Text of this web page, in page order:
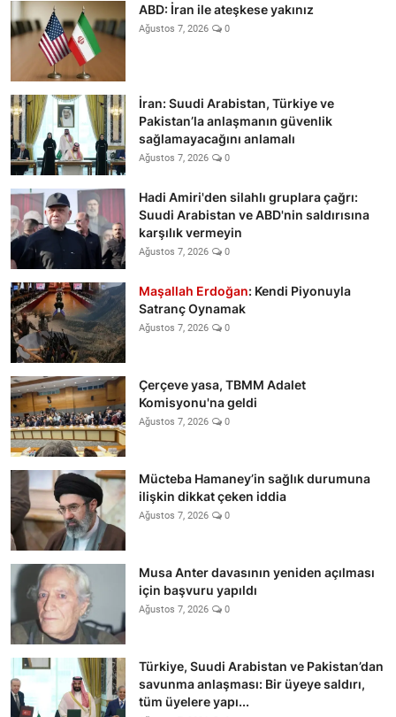
ABD: İran ile ateşkese yakınız
Ağustos 7, 2026 0
İran: Suudi Arabistan, Türkiye ve
Pakistan’la anlaşmanın güvenlik
sağlamayacağını anlamalı
Ağustos 7, 2026 0
Hadi Amiri'den silahlı gruplara çağrı:
Suudi Arabistan ve ABD'nin saldırısına
karşılık vermeyin
Ağustos 7, 2026 0
Maşallah Erdoğan: Kendi Piyonuyla
Satranç Oynamak
Ağustos 7, 2026 0
Çerçeve yasa, TBMM Adalet
Komisyonu'na geldi
Ağustos 7, 2026 0
Mücteba Hamaney’in sağlık durumuna
ilişkin dikkat çeken iddia
Ağustos 7, 2026 0
Musa Anter davasının yeniden açılması
için başvuru yapıldı
Ağustos 7, 2026 0
Türkiye, Suudi Arabistan ve Pakistan’dan
savunma anlaşması: Bir üyeye saldırı,
tüm üyelere yapı...